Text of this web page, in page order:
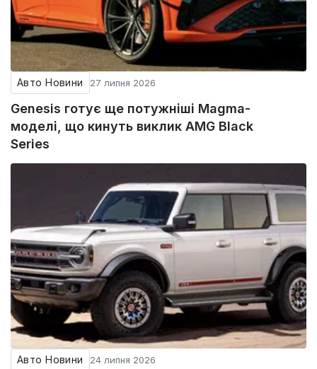
Авто Новини 27 липня 2026
Genesis готує ще потужніші Magma-
моделі, що кинуть виклик AMG Black
Series
Авто Новини 24 липня 2026